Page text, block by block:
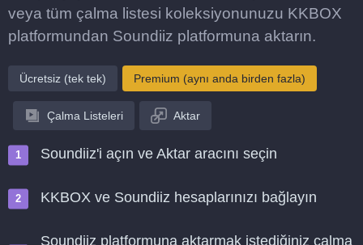
veya tüm çalma listesi koleksiyonunuzu KKBOX
platformundan Soundiiz platformuna aktarın.
Ücretsiz (tek tek) Premium (aynı anda birden fazla)
Çalma Listeleri Aktar
Soundiiz'i açın ve Aktar aracını seçin
KKBOX ve Soundiiz hesaplarınızı bağlayın
Soundiiz platformuna aktarmak istediğiniz çalma